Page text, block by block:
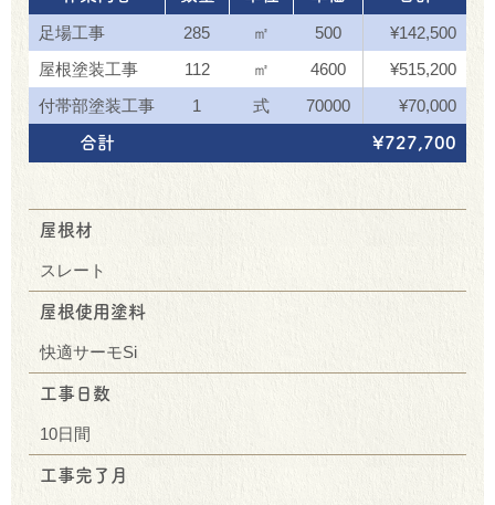
足場工事 285 ㎡ 500
¥142,500
屋根塗装工事
112 ㎡ 4600
¥515,200
付帯部塗装工事
1 式 70000 ¥70,000
合計 ¥727,700
屋根材
スレート
屋根使用塗料
快適サーモSi
工事日数
10日間
工事完了月